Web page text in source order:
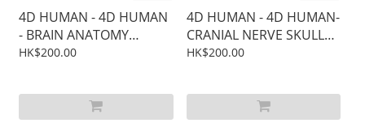
4D HUMAN - 4D HUMAN
- BRAIN ANATOMY
MODEL
HK$200.00
4D HUMAN - 4D HUMAN-
CRANIAL NERVE SKULL
ANATOMY MODEL
HK$200.00